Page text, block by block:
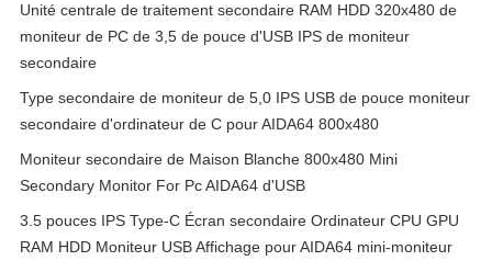
Unité centrale de traitement secondaire RAM HDD 320x480 de
moniteur de PC de 3,5 de pouce d'USB IPS de moniteur
secondaire
Type secondaire de moniteur de 5,0 IPS USB de pouce moniteur
secondaire d'ordinateur de C pour AIDA64 800x480
Moniteur secondaire de Maison Blanche 800x480 Mini
Secondary Monitor For Pc AIDA64 d'USB
3.5 pouces IPS Type-C Écran secondaire Ordinateur CPU GPU
RAM HDD Moniteur USB Affichage pour AIDA64 mini-moniteur